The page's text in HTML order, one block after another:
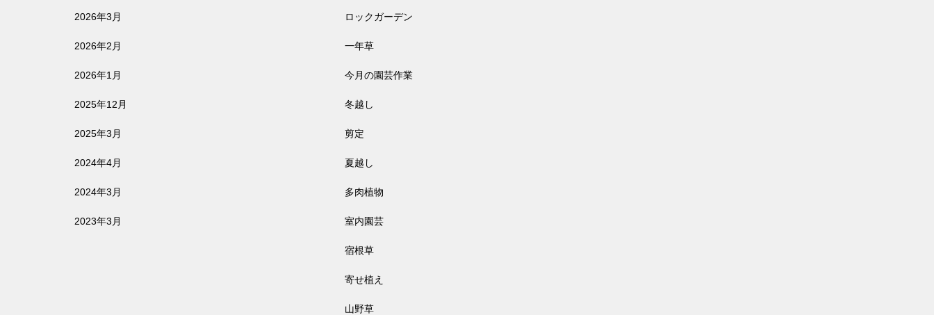
2026年3月
2026年2月
2026年1月
2025年12月
2025年3月
2024年4月
2024年3月
2023年3月
ロックガーデン
一年草
今月の園芸作業
冬越し
剪定
夏越し
多肉植物
室内園芸
宿根草
寄せ植え
山野草